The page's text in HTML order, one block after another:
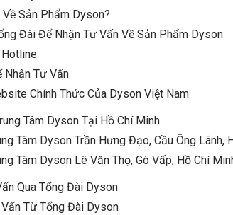
Sản Phẩm Dyson?
Đài Để Nhận Tư Vấn Về Sản Phẩm Dyson
Hotline
Nhận Tư Vấn
Chính Thức Của Dyson Việt Nam
Tâm Dyson Tại Hồ Chí Minh
Tâm Dyson Trần Hưng Đạo, Cầu Ông Lãnh,
Tâm Dyson Lê Văn Thọ, Gò Vấp, Hồ Chí
Qua Tổng Đài Dyson
Từ Tổng Đài Dyson